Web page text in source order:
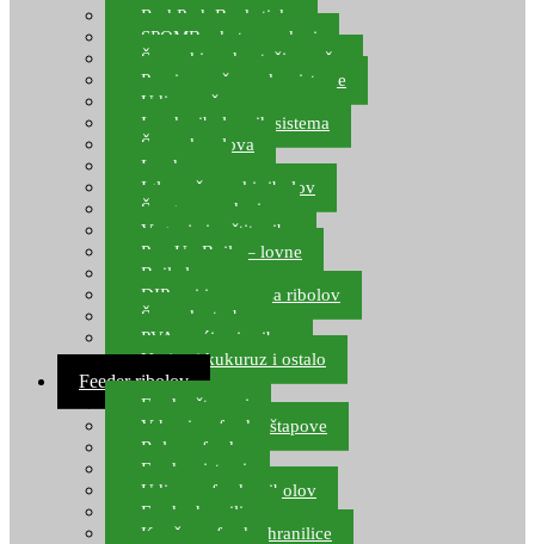
Rod Pod, Banksticks
SPOMB rakete, markeri
Šaranski podmetači, mreže
Pernice za šaranske sisteme
Udice za šarana, amura
Izrada ribolovnih sistema
Šaranska olova
Leadcore
Igle za šaranski ribolov
Špage, upredenice
Vaganje i zaštita ribe
Pop Up Boile – lovne
Boile lovne
DIP-ovi i arome za ribolov
Šaranske torbe
PVA vrećice i pribor
Umjetni kukuruz i ostalo
Feeder ribolov
Feeder štapovi
Vrhovi za feeder štapove
Role za feeder
Feeder sistemi
Udice za feeder ribolov
Feeder hranilice
Kopče za feeder hranilice